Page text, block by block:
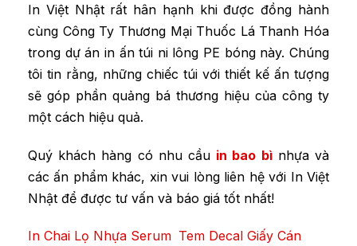
In Việt Nhật rất hân hạnh khi được đồng hành
cùng Công Ty Thương Mại Thuốc Lá Thanh Hóa
trong dự án in ấn túi ni lông PE bóng này. Chúng
tôi tin rằng, những chiếc túi với thiết kế ấn tượng
sẽ góp phần quảng bá thương hiệu của công ty
một cách hiệu quả.
Quý khách hàng có nhu cầu in bao bìnhựa và
các ấn phẩm khác, xin vui lòng liên hệ với In Việt
Nhật để được tư vấn và báo giá tốt nhất!
In Chai Lọ Nhựa Serum Tem Decal Giấy Cán